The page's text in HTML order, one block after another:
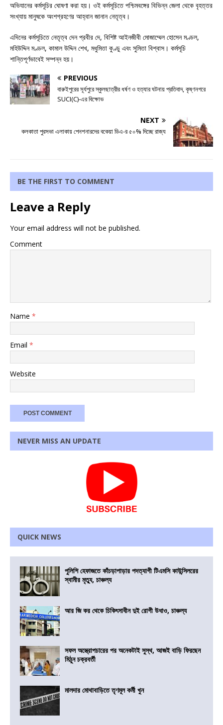
অভিযানের কর্মসূচির ঘোষণা করা হয়। ওই কর্মসূচিতে পশ্চিমবঙ্গের বিভিন্ন জেলা থেকে বৃহত্তর
সংখ্যায় মানুষকে অংশগ্রহণের আহ্বান জানান নেতৃত্ব।
এদিনের কর্মসূচিতে নেতৃত্ব দেন প্রবীর দে, বিশিষ্ট আইনজীবী মোজাম্মেল হোসেন মণ্ডল,
মহিউদ্দিন মণ্ডল, কামাল উদ্দিন শেখ, মধুমিতা কুণ্ডু এবং সুমিতা বিশ্বাস। কর্মসূচি
শান্তিপূর্ণভাবেই সম্পন্ন হয়।
PREVIOUS
বারুইপুরের সূর্যপুরে স্কুলছাত্রীর ধর্ষণ ও হত্যার ঘটনায় প্রতিবাদ, কৃষ্ণনগরে
SUCI(C)-এর বিক্ষোভ
NEXT
কলকাতা পুরসভা এলাকায় পেনশনারদের বকেয়া ডিএ-র ৫০% দিচ্ছে রাজ্য
BE THE FIRST TO COMMENT
Leave a Reply
Your email address will not be published.
Comment
Name *
Email *
Website
NEVER MISS AN UPDATE
QUICK NEWS
পুলিশি হেফাজতে কাঁচড়াপাড়ার পদত্যাগী টিএমসি কাউন্সিলরের
স্বামীর মৃত্যু, চাঞ্চল্য
আর জি কর থেকে চিকিৎসাধীন দুই রোগী উধাও, চাঞ্চল্য
সফল অস্ত্রোপচারের পর অনেকটাই সুস্থ, আজই বাড়ি ফিরছেন
মিঠুন চক্রবর্তী
মালদার মোথাবাড়িতে তৃণমূল কর্মী খুন